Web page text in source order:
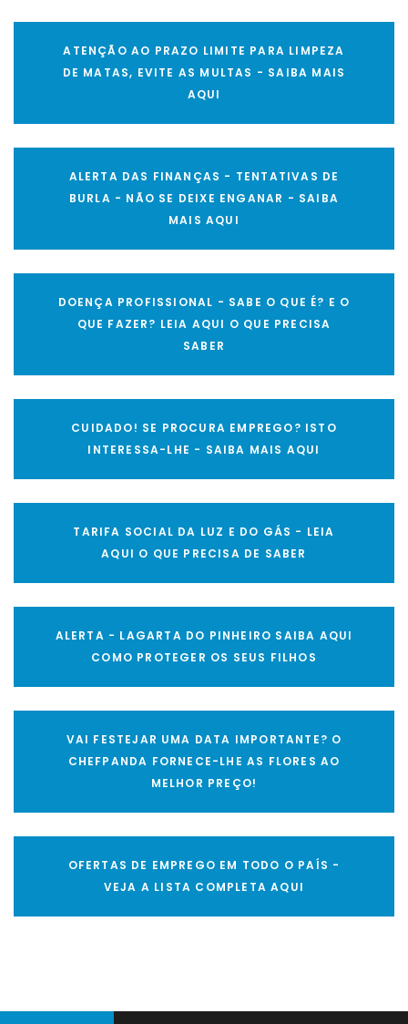
ATENÇÃO AO PRAZO LIMITE PARA LIMPEZA
DE MATAS, EVITE AS MULTAS - SAIBA MAIS
AQUI
ALERTA DAS FINANÇAS - TENTATIVAS DE
BURLA - NÃO SE DEIXE ENGANAR - SAIBA
MAIS AQUI
DOENÇA PROFISSIONAL - SABE O QUE É? E O
QUE FAZER? LEIA AQUI O QUE PRECISA
SABER
CUIDADO! SE PROCURA EMPREGO? ISTO
INTERESSA-LHE - SAIBA MAIS AQUI
TARIFA SOCIAL DA LUZ E DO GÁS - LEIA
AQUI O QUE PRECISA DE SABER
ALERTA - LAGARTA DO PINHEIRO SAIBA AQUI
COMO PROTEGER OS SEUS FILHOS
VAI FESTEJAR UMA DATA IMPORTANTE? O
CHEFPANDA FORNECE-LHE AS FLORES AO
MELHOR PREÇO!
OFERTAS DE EMPREGO EM TODO O PAÍS -
VEJA A LISTA COMPLETA AQUI